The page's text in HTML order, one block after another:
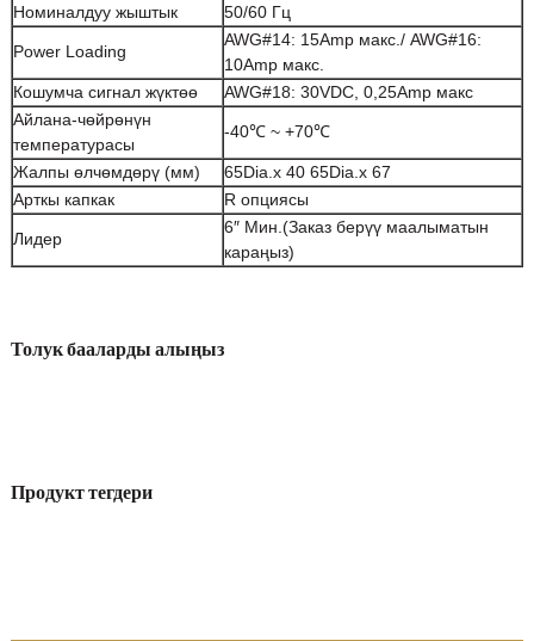
Номиналдуу жыштык 50/60 Гц
Power Loading
AWG#14: 15Amp макс./ AWG#16:
10Amp макс.
Кошумча сигнал жүктөө
AWG#18: 30VDC, 0,25Amp макс
Айлана-чөйрөнүн
температурасы
-40℃ ~ +70℃
Жалпы өлчөмдөрү (мм)
65Dia.x 40 65Dia.x 67
Арткы капкак
R опциясы
Лидер
6″ Мин.(Заказ берүү маалыматын
караңыз)
Толук бааларды алыңыз
Продукт тегдери